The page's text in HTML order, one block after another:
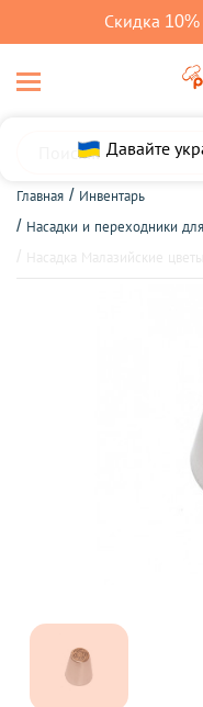
Скидка 10%
Давайте
Главная
Инвентарь
Насадки и переходники